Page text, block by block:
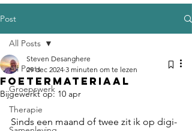
Post
All Posts
Groepswerk
Therapie
All Posts
Foetermateriaal
Steven Desanghere
29 dec 2024 3 minuten om te lezen
Bijgewerkt op: 10 apr
Sinds een maand of twee zit ik op digi-